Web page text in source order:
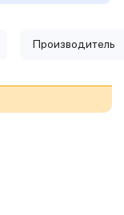
Производитель